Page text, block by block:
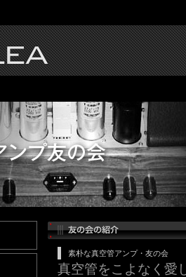
素朴な真空管アンプ・友の会
真空管をこよなく愛